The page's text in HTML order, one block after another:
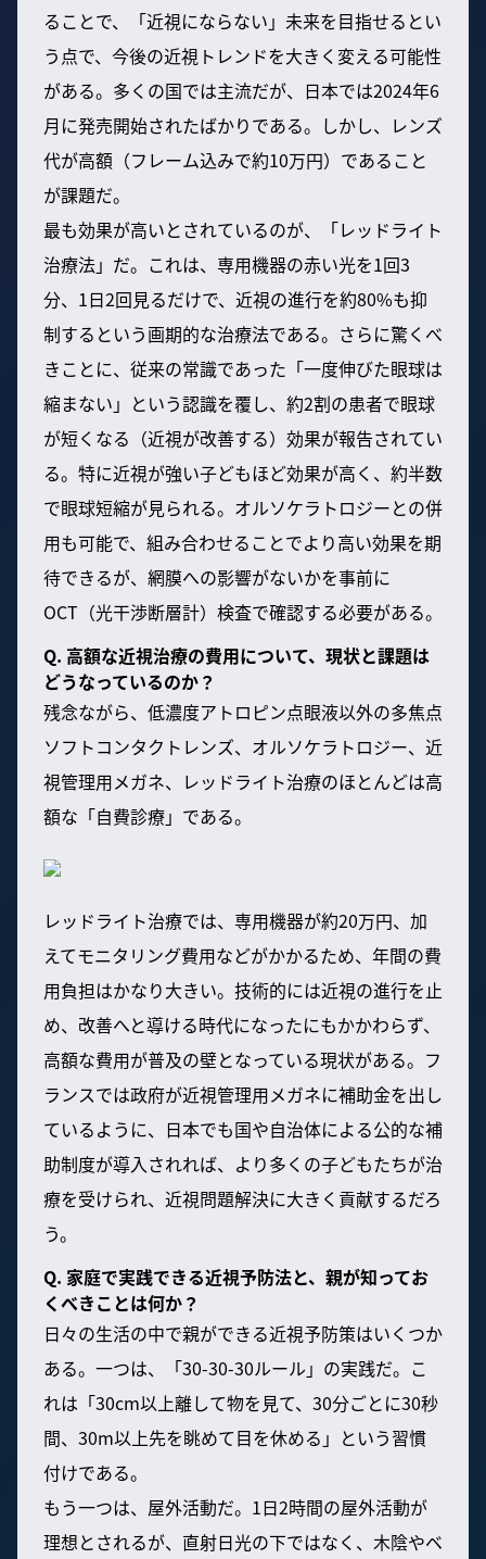
ることで、「近視にならない」未来を目指せるとい
う点で、今後の近視トレンドを大きく変える可能性
がある。多くの国では主流だが、日本では2024年6
月に発売開始されたばかりである。しかし、レンズ
代が高額（フレーム込みで約10万円）であること
が課題だ。
最も効果が高いとされているのが、「レッドライト
治療法」だ。これは、専用機器の赤い光を1回3
分、1日2回見るだけで、近視の進行を約80%も抑
制するという画期的な治療法である。さらに驚くべ
きことに、従来の常識であった「一度伸びた眼球は
縮まない」という認識を覆し、約2割の患者で眼球
が短くなる（近視が改善する）効果が報告されてい
る。特に近視が強い子どもほど効果が高く、約半数
で眼球短縮が見られる。オルソケラトロジーとの併
用も可能で、組み合わせることでより高い効果を期
待できるが、網膜への影響がないかを事前に
OCT（光干渉断層計）検査で確認する必要がある。
Q. 高額な近視治療の費用について、現状と課題は
どうなっているのか？
残念ながら、低濃度アトロピン点眼液以外の多焦点
ソフトコンタクトレンズ、オルソケラトロジー、近
視管理用メガネ、レッドライト治療のほとんどは高
額な「自費診療」である。
レッドライト治療では、専用機器が約20万円、加
えてモニタリング費用などがかかるため、年間の費
用負担はかなり大きい。技術的には近視の進行を止
め、改善へと導ける時代になったにもかかわらず、
高額な費用が普及の壁となっている現状がある。フ
ランスでは政府が近視管理用メガネに補助金を出し
ているように、日本でも国や自治体による公的な補
助制度が導入されれば、より多くの子どもたちが治
療を受けられ、近視問題解決に大きく貢献するだろ
う。
Q. 家庭で実践できる近視予防法と、親が知ってお
くべきことは何か？
日々の生活の中で親ができる近視予防策はいくつか
ある。一つは、「30-30-30ルール」の実践だ。こ
れは「30cm以上離して物を見て、30分ごとに30秒
間、30m以上先を眺めて目を休める」という習慣
付けである。
もう一つは、屋外活動だ。1日2時間の屋外活動が
理想とされるが、直射日光の下ではなく、木陰やベ